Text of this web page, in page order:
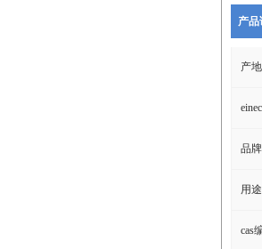
产品
产地
品牌
用途
cas